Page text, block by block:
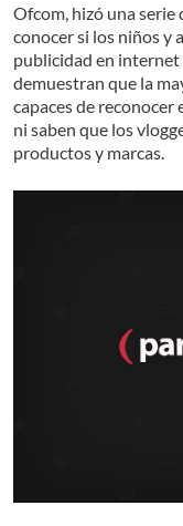
Ofcom, hizó una serie
conocer si los niños y
publicidad en internet
demuestran que la
capaces de reconocer
ni saben que los
productos y marcas.